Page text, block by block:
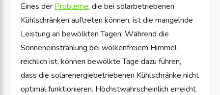
Eines der Probleme, die bei solarbetriebenen
Kühlschränken auftreten können, ist die mangelnde
Leistung an bewölkten Tagen. Während die
Sonneneinstrahlung bei wolkenfreiem Himmel
reichlich ist, können bewölkte Tage dazu führen,
dass die solarenergiebetriebenen Kühlschränke nicht
optimal funktionieren. Höchstwahrscheinlich erreicht